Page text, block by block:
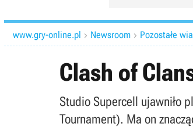
www.gry-online.pl  Newsroom  Pozostałe
Clash of
Studio Supercell ujawniło
Tournament). Ma on